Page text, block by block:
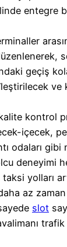
entegre
geçiş
ve
kontrol
içecek,
odaları gibi
deneyimi
yolları
az zaman
slot